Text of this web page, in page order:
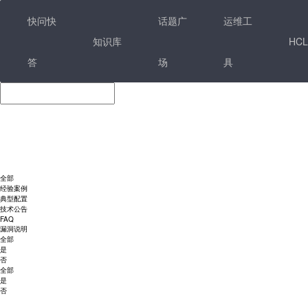
快问快
答
知识库
话题广
场
运维工
具
全部
经验案例
典型配置
技术公告
FAQ
漏洞说明
全部
是
否
全部
是
否